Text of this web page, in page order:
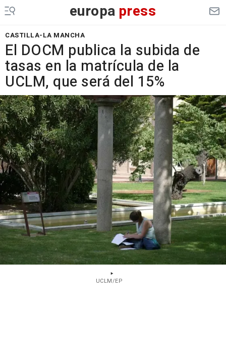
europa press
CASTILLA-LA MANCHA
El DOCM publica la subida de
tasas en la matrícula de la
UCLM, que será del 15%
UCLM/EP